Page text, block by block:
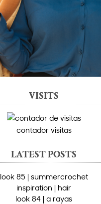
VISITS
contador visitas
LATEST POSTS
look 85 | summercrochet
inspiration | hair
look 84 | a rayas